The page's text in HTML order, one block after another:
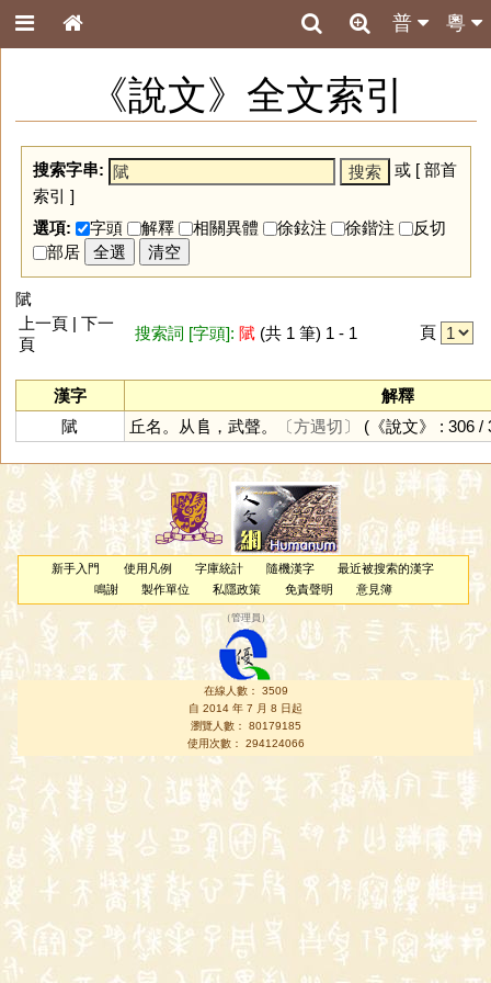
粵
普
《說文》全文索引
搜索字串: 或 [ 部首
索引 ]
選項:
字頭 解釋 相關異體 徐鉉注 徐鍇注
反切
部居
全選 清空
陚
上一頁 | 下一
頁
搜索詞 [字頭]: 陚(共 1 筆) 1 - 1 頁
漢字
解釋
陚
丘名。从𨸏，武聲。 〔方遇切〕 (《說文》 : 306 /
新手入門 使用凡例 字庫統計 隨機漢字
最近被搜索的漢字
鳴謝
製作單位 私隱政策 免責聲明 意見簿
（管理員 ）
在線人數： 3509
自 2014 年 7 月 8 日起
瀏覽人數： 80179185
使用次數： 294124066